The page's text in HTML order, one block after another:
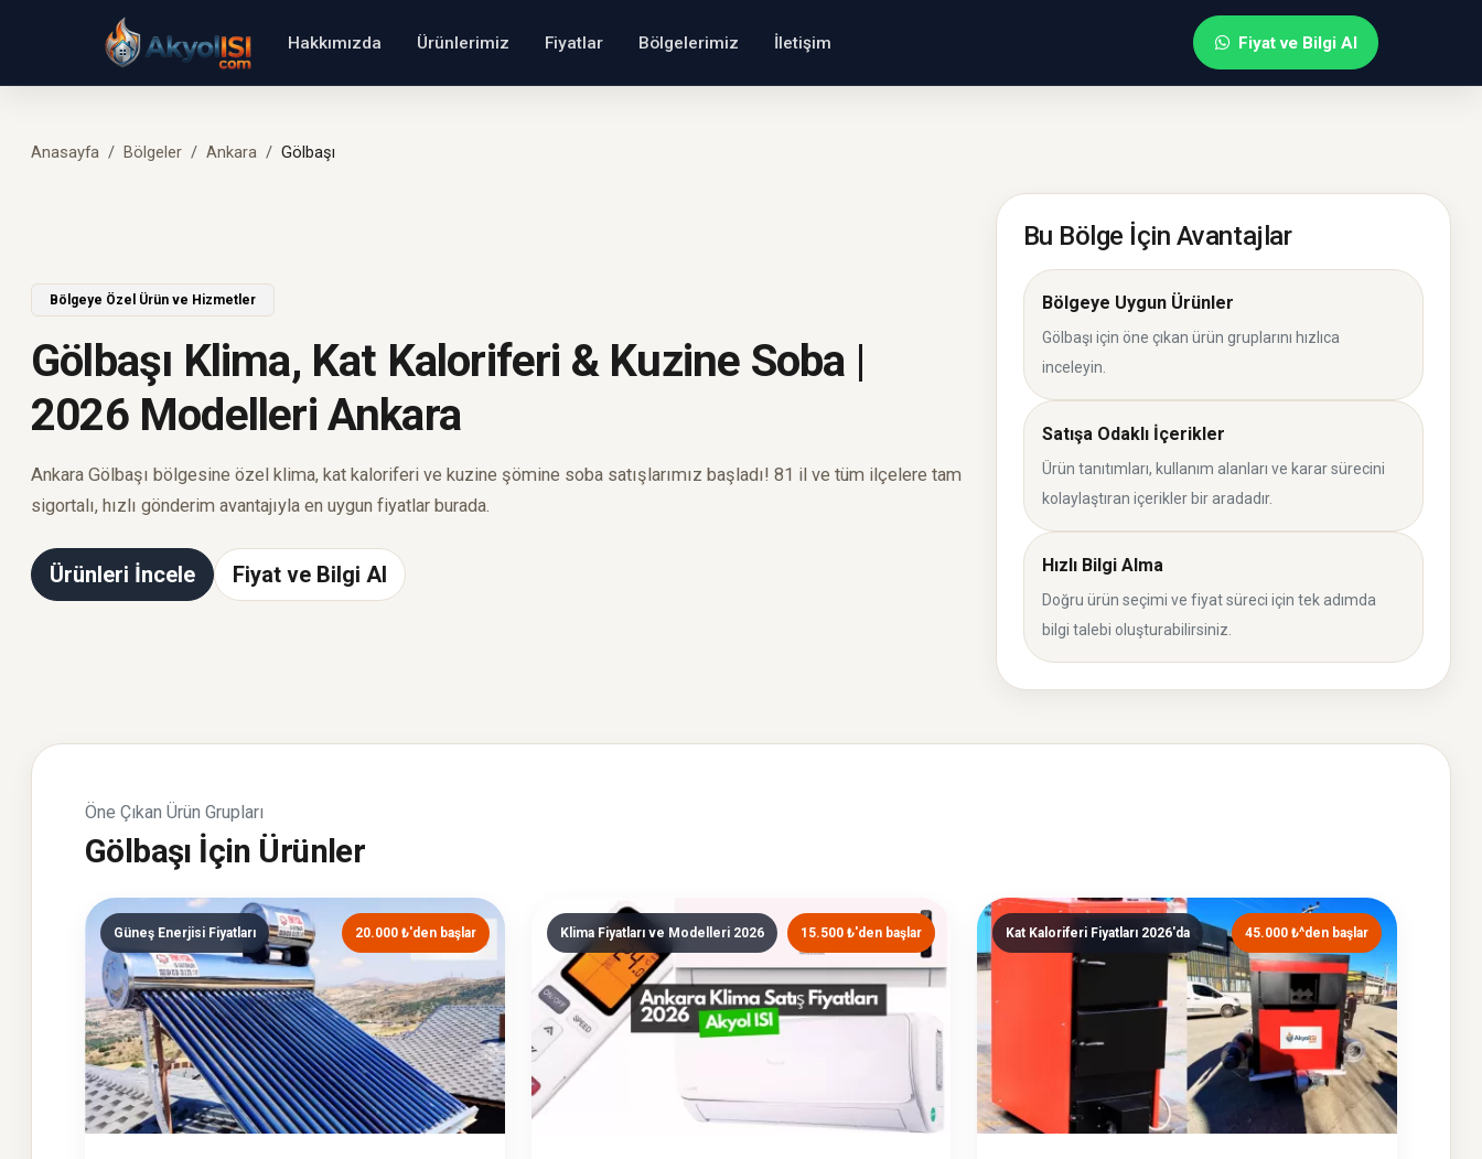
Hakkımızda Ürünlerimiz Fiyatlar Bölgelerimiz İletişim Fiyat ve Bilgi Al
Anasayfa Bölgeler Ankara Gölbaşı
Bölgeye Özel Ürün ve Hizmetler
Gölbaşı Klima, Kat Kaloriferi & Kuzine Soba |
2026 Modelleri Ankara
Ankara Gölbaşı bölgesine özel klima, kat kaloriferi ve kuzine şömine soba satışlarımız başladı! 81 il ve tüm ilçelere tam
sigortalı, hızlı gönderim avantajıyla en uygun fiyatlar burada.
Ürünleri İncele Fiyat ve Bilgi Al
Bu Bölge İçin Avantajlar
Bölgeye Uygun Ürünler
Gölbaşı için öne çıkan ürün gruplarını hızlıca
inceleyin.
Satışa Odaklı İçerikler
Ürün tanıtımları, kullanım alanları ve karar sürecini
kolaylaştıran içerikler bir aradadır.
Hızlı Bilgi Alma
Doğru ürün seçimi ve fiyat süreci için tek adımda
bilgi talebi oluşturabilirsiniz.
Öne Çıkan Ürün Grupları
Gölbaşı İçin Ürünler
Güneş Enerjisi Fiyatları 20.000 ₺'den başlar Klima Fiyatları ve Modelleri 2026 15.500 ₺'den başlar Kat Kaloriferi Fiyatları 2026'da 45.000 ₺^den başlar